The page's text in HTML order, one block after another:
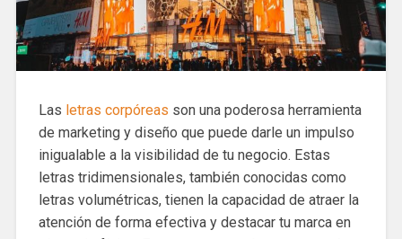
Las letras corpóreas son una poderosa herramienta
de marketing y diseño que puede darle un impulso
inigualable a la visibilidad de tu negocio. Estas
letras tridimensionales, también conocidas como
letras volumétricas, tienen la capacidad de atraer la
atención de forma efectiva y destacar tu marca en